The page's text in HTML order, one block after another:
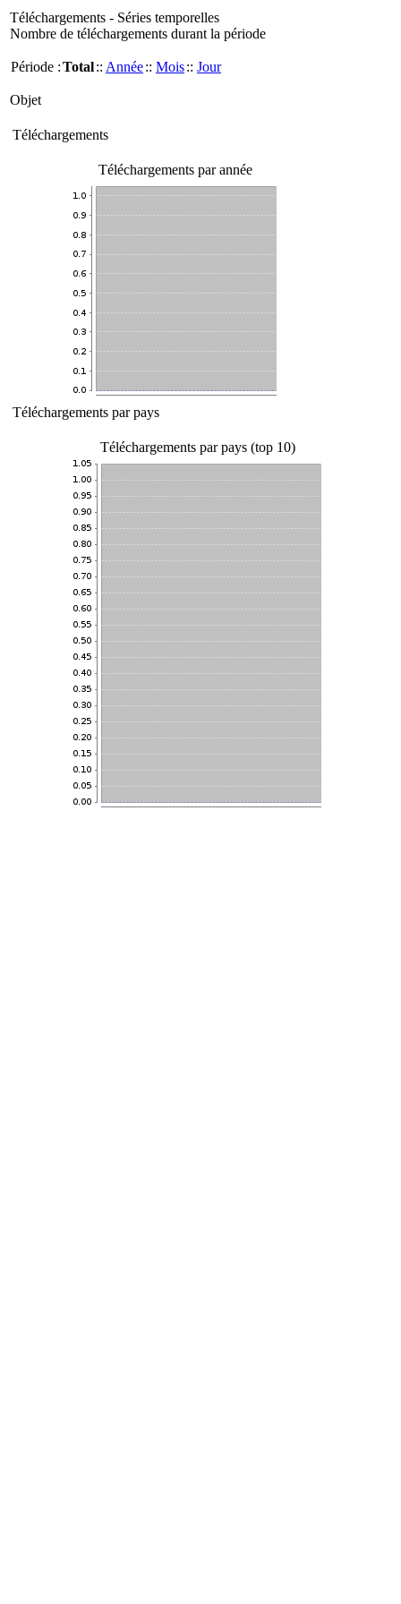
Téléchargements - Séries temporelles
Nombre de téléchargements durant la période
Période :Total:: Année:: Mois:: Jour
Objet
Téléchargements
Téléchargements par année
Téléchargements par pays
Téléchargements par pays (top 10)